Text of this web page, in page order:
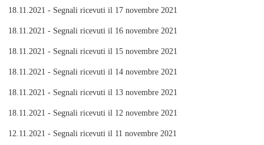
18.11.2021 - Segnali ricevuti il 17 novembre 2021
18.11.2021 - Segnali ricevuti il 16 novembre 2021
18.11.2021 - Segnali ricevuti il 15 novembre 2021
18.11.2021 - Segnali ricevuti il 14 novembre 2021
18.11.2021 - Segnali ricevuti il 13 novembre 2021
18.11.2021 - Segnali ricevuti il 12 novembre 2021
12.11.2021 - Segnali ricevuti il 11 novembre 2021